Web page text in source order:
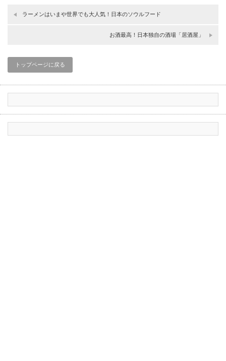
ラーメンはいまや世界でも大人気！日本のソウルフード
お酒最高！日本独自の酒場「居酒屋」
トップページに戻る